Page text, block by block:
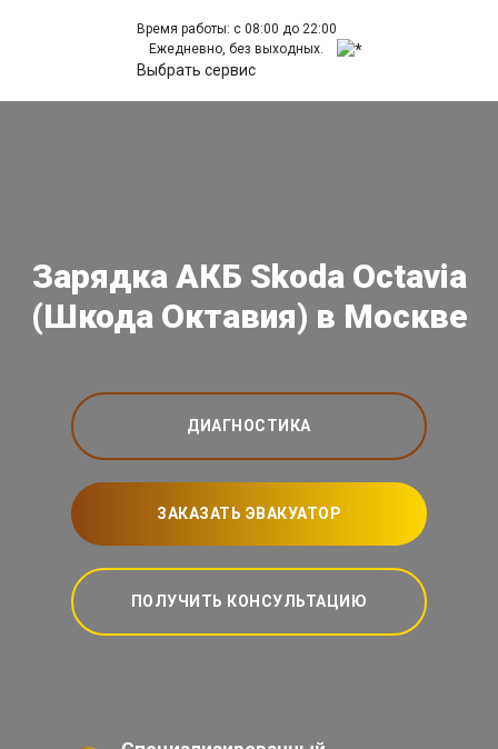
Время работы: с 08:00 до 22:00
Ежедневно, без выходных.
Выбрать сервис
Зарядка АКБ Skoda Octavia
(Шкода Октавия) в Москве
ДИАГНОСТИКА
ЗАКАЗАТЬ ЭВАКУАТОР
ПОЛУЧИТЬ КОНСУЛЬТАЦИЮ